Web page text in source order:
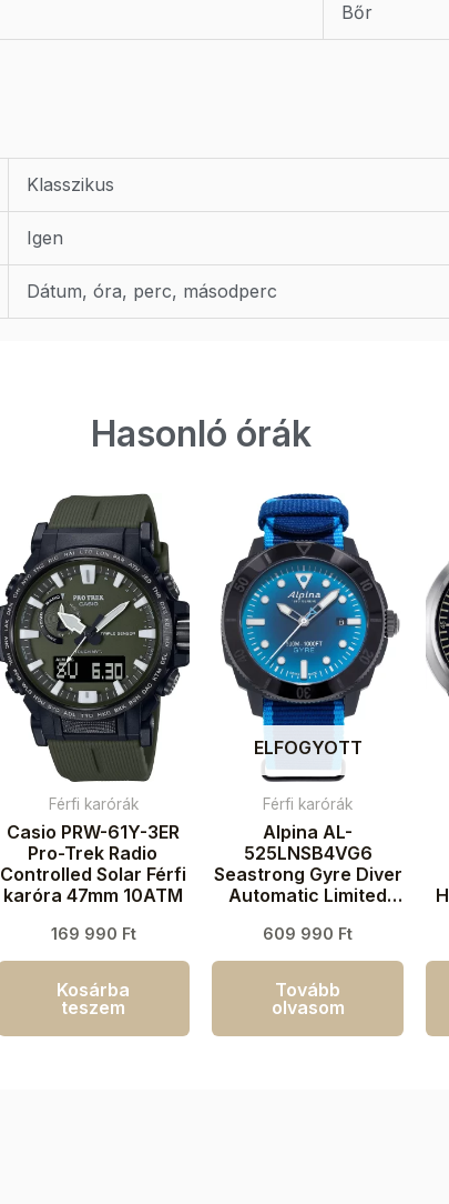
Bőr
Klasszikus
Igen
Dátum, óra, perc, másodperc
Hasonló órák
Férfi karórák
Casio PRW-61Y-3ER
Pro-Trek Radio
Controlled Solar Férfi
karóra 47mm 10ATM
169 990 Ft
Kosárba
teszem
ELFOGYOTT
Férfi karórák
Alpina AL-
525LNSB4VG6
Seastrong Gyre Diver
Automatic Limited
44mm 30ATM
609 990 Ft
Tovább
olvasom